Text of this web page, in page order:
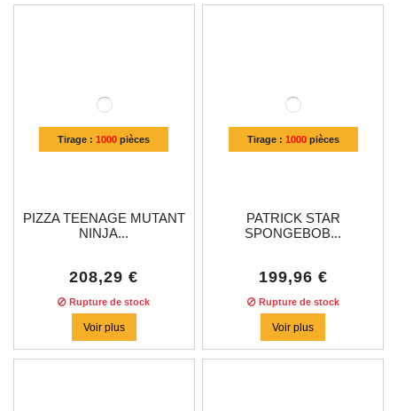
Tirage :1000 pièces
PIZZA TEENAGE MUTANT
NINJA...
208,29 €
Rupture de stock
Voir plus
Tirage : 1000pièces
PATRICK STAR
SPONGEBOB...
199,96 €
Rupture de stock
Voir plus